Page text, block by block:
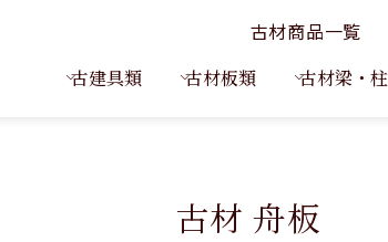
古建具類 古材板類 古材梁・柱
古材商品一覧
古材 舟板